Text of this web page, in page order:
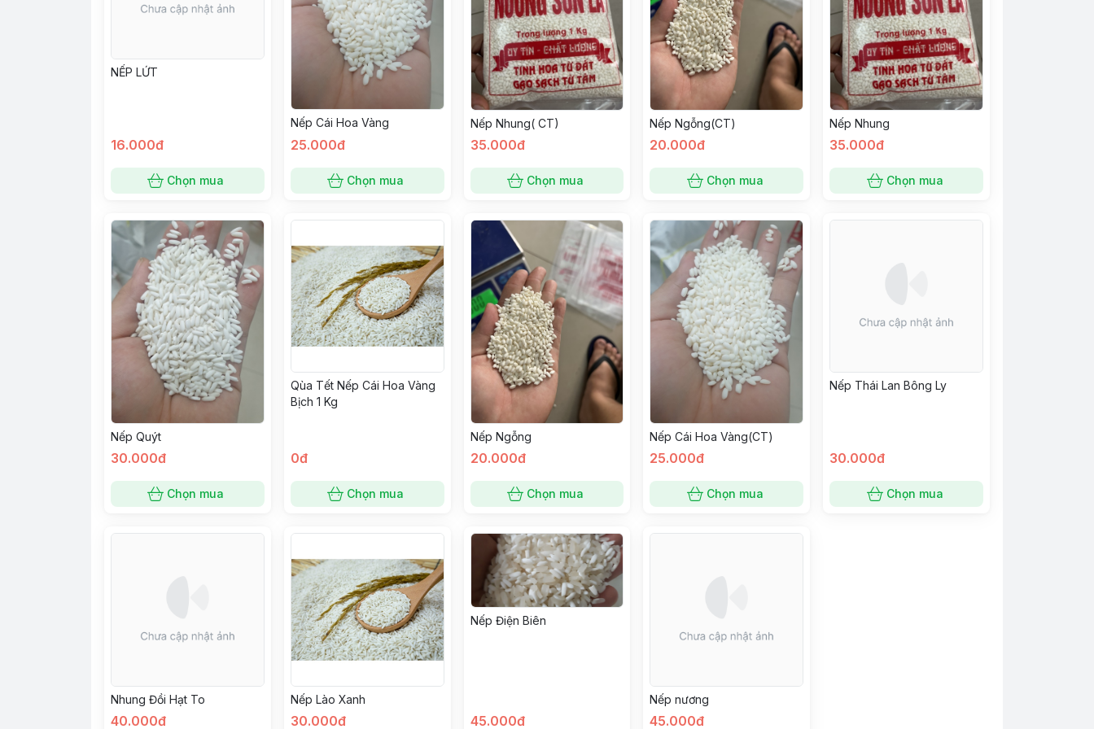
NẾP LỨT
16.000đ
Chọn mua
Nếp Cái Hoa Vàng
25.000đ
Chọn mua
Nếp Nhung( CT)
35.000đ
Chọn mua
Nếp Ngỗng(CT)
20.000đ
Chọn mua
Nếp Nhung
35.000đ
Chọn mua
Nếp Quýt
30.000đ
Chọn mua
Qùa Tết Nếp Cái Hoa Vàng
Bịch 1 Kg
0đ
Chọn mua
Nếp Ngỗng
20.000đ
Chọn mua
Nếp Cái Hoa Vàng(CT)
25.000đ
Chọn mua
Nếp Thái Lan Bông Ly
30.000đ
Chọn mua
Nhung Đồi Hạt To
40.000đ
Nếp Lào Xanh
30.000đ
Nếp Điện Biên
45.000đ
Nếp nương
45.000đ